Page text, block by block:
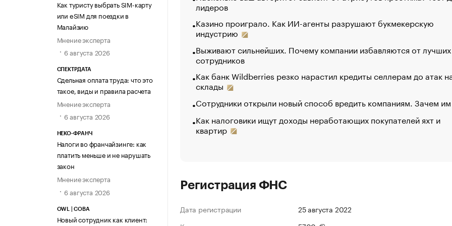
Как туристу выбрать SIM-карту
или eSIM для поездки в
Малайзию
Мнение эксперта
6 августа 2026
СПЕКТРДАТА
Сдельная оплата труда: что это
такое, виды и правила расчета
Мнение эксперта
6 августа 2026
НЕКО-ФРАНЧ
Налоги во франчайзинге: как
платить меньше и не нарушать
закон
Мнение эксперта
6 августа 2026
OWL | СОВА
Новый сотрудник как клиент:
лидеров
Казино проиграло. Как ИИ-агенты разрушают букмекерскую
индустрию
Выживают сильнейших. Почему компании избавляются от лучших
сотрудников
Как банк Wildberries резко нарастил кредиты селлерам до атак
склады
Сотрудники открыли новый способ вредить компаниям. Зачем
Как налоговики ищут доходы неработающих покупателей яхт и
квартир
Регистрация ФНС
Дата регистрации
25 августа 2022